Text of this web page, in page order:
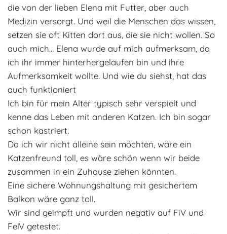
die von der lieben Elena mit Futter, aber auch
Medizin versorgt. Und weil die Menschen das wissen,
setzen sie oft Kitten dort aus, die sie nicht wollen. So
auch mich… Elena wurde auf mich aufmerksam, da
ich ihr immer hinterhergelaufen bin und ihre
Aufmerksamkeit wollte. Und wie du siehst, hat das
auch funktioniert
Ich bin für mein Alter typisch sehr verspielt und
kenne das Leben mit anderen Katzen. Ich bin sogar
schon kastriert.
Da ich wir nicht alleine sein möchten, wäre ein
Katzenfreund toll, es wäre schön wenn wir beide
zusammen in ein Zuhause ziehen könnten.
Eine sichere Wohnungshaltung mit gesichertem
Balkon wäre ganz toll.
Wir sind geimpft und wurden negativ auf FiV und
FelV getestet.